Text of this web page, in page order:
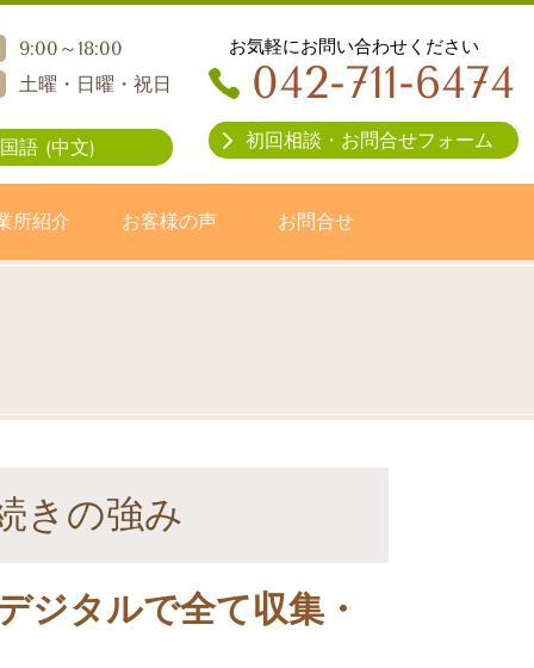
9:00～18:00
土曜・日曜・祝日
語 (中文)
お気軽にお問い合わせください
042-711-6474
初回相談・お問合せフォーム
所紹介 お客様の声 お問合せ
きの強み
ジタルで全て収集・